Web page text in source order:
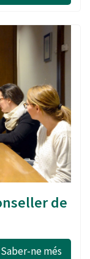
de
Saber-ne més